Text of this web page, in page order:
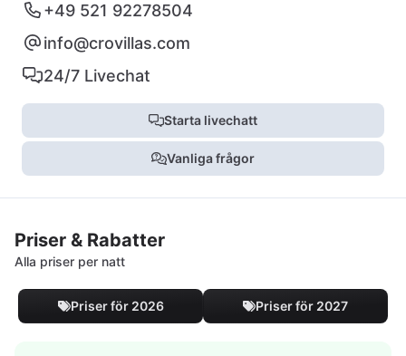
+49 521 92278504
info@crovillas.com
24/7 Livechat
Starta livechatt
Vanliga frågor
Priser & Rabatter
Alla priser per natt
Priser för 2026 Priser för 2027